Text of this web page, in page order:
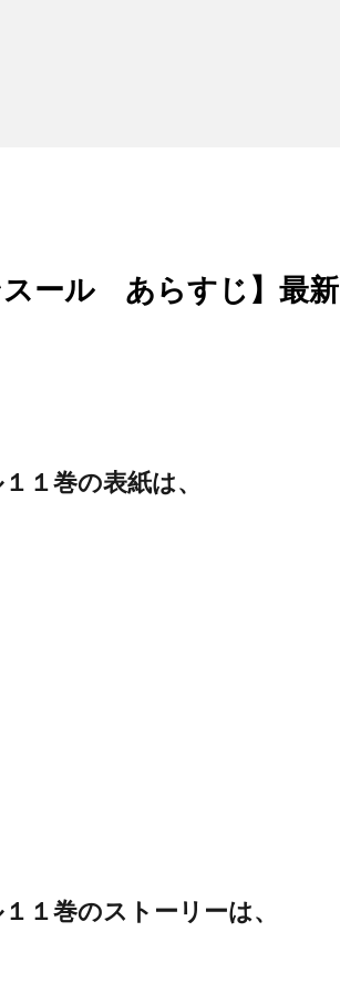
スール あらすじ】最新
１巻の表紙は、
１巻のストーリーは、